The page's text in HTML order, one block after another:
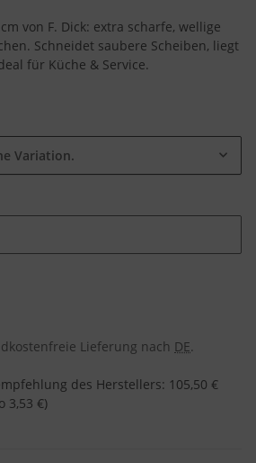
von F. Dick: extra scharfe, wellige
Schneidet saubere Scheiben, liegt
für Küche & Service.
Variation.
Lieferung nach DE.
des Herstellers: 105,50 €
3,53 €)